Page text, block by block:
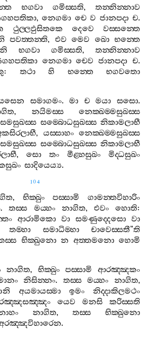
භගවා ගමිස‍්සති, තන‍්නින‍්නාව
, නෙගමා චෙ ව ජානපදා ච.
ථුල‍්ලඵුසිතකෙ දෙවෙ
වස‍්සන‍්තෙ
පවත‍්තන‍්ති, එව මෙව ඛො භන‍්තෙ
භගවා ගමිස‍්සති, තන‍්නින‍්නාව
නෙගමා චෙව ජානපදා ච.
: තථා හි භන‍්තෙ
භගවතො
සමාගමං.මා ච මයා සසො.
, නයිමස‍්ස
නෙක‍්ඛම‍්මසුඛස‍්ස
සම‍්බොධසුඛස‍්ස නිකාමලාභී
, යස‍්සාහං නෙක‍්ඛම‍්මසුඛස‍්ස
සම‍්බොධසුඛස‍්ස නිකාමලාභී
, සො තං මීළ‍්හසුඛං
මිද‍්ධසුඛං
සාදියෙය්‍ය.
104
, භික‍්ඛුං පස‍්සාමි
ගාමන‍්තවිහාරිං
.තස‍්ස මය‍්හං නාගිත, එවං හොති:
ආරාමිකො වා සමණුද‍්දෙසො වා
තම‍්හා සමාධිම‍්හා චාවෙස‍්සතී”ති
භික‍්ඛුනො න අත‍්තමනො හොමි
නාගිත, භික‍්ඛුං පස‍්සාමි
ආරඤ‍්ඤකං
නිසින‍්නං. තස‍්ස මය‍්හං නාගිත,
අයමායස‍්මා ඉමං
නිද‍්දාකිලමථං
යෙව මනසි
කරිස‍්සති
නාගිත, තස‍්ස
භික‍්ඛුනො
.